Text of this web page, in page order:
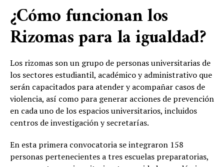
¿Cómo funcionan los
Rizomas para la igualdad?
Los rizomas son un grupo de personas universitarias de
los sectores estudiantil, académico y administrativo que
serán capacitados para atender y acompañar casos de
violencia, así como para generar acciones de prevención
en cada uno de los espacios universitarios, incluidos
centros de investigación y secretarías.
En esta primera convocatoria se integraron 158
personas pertenecientes a tres escuelas preparatorias,